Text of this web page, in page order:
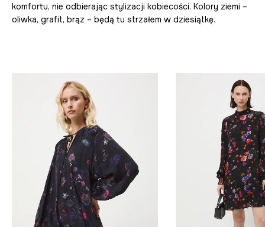
komfortu, nie odbierając stylizacji kobiecości. Kolory ziemi –
oliwka, grafit, brąz – będą tu strzałem w dziesiątkę.